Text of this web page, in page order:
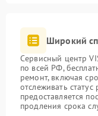
Широкий
Сервисный центр
по всей РФ,
ремонт, включая
отслеживать
предоставляется
продления срока